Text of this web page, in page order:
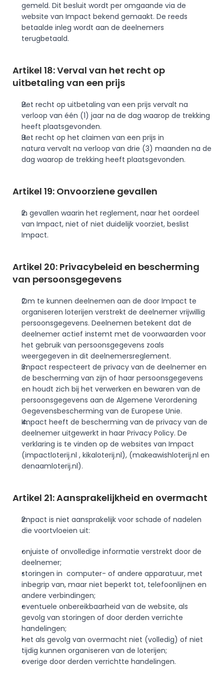
gemeld. Dit besluit wordt per omgaande via de
website van Impact bekend gemaakt. De reeds
betaalde inleg wordt aan de deelnemers
terugbetaald.
Artikel 18: Verval van het recht op
uitbetaling van een prijs
Het recht op uitbetaling van een prijs vervalt na
verloop van één (1) jaar na de dag waarop de trekking
heeft plaatsgevonden.
Het recht op het claimen van een prijs in
natura vervalt na verloop van drie (3) maanden na de
dag waarop de trekking heeft plaatsgevonden.
Artikel 19: Onvoorziene gevallen
In gevallen waarin het reglement, naar het oordeel
van Impact, niet of niet duidelijk voorziet, beslist
Impact.
Artikel 20: Privacybeleid en bescherming
van persoonsgegevens
Om te kunnen deelnemen aan de door Impact te
organiseren loterijen verstrekt de deelnemer vrijwillig
persoonsgegevens. Deelnemen betekent dat de
deelnemer actief instemt met de voorwaarden voor
het gebruik van persoonsgegevens zoals
weergegeven in dit deelnemersreglement.
Impact respecteert de privacy van de deelnemer en
de bescherming van zijn of haar persoonsgegevens
en houdt zich bij het verwerken en bewaren van de
persoonsgegevens aan de Algemene Verordening
Gegevensbescherming van de Europese Unie.
Impact heeft de bescherming van de privacy van de
deelnemer uitgewerkt in haar Privacy Policy. De
verklaring is te vinden op de websites van Impact
(impactloterij.nl , kikaloterij.nl), (makeawishloterij.nl en
denaamloterij.nl).
Artikel 21: Aansprakelijkheid en overmacht
Impact is niet aansprakelijk voor schade of nadelen
die voortvloeien uit:
onjuiste of onvolledige informatie verstrekt door de
deelnemer;
storingen in  computer- of andere apparatuur, met
inbegrip van, maar niet beperkt tot, telefoonlijnen en
andere verbindingen;
eventuele onbereikbaarheid van de website, als
gevolg van storingen of door derden verrichte
handelingen;
het als gevolg van overmacht niet (volledig) of niet
tijdig kunnen organiseren van de loterijen;
overige door derden verrichtte handelingen.